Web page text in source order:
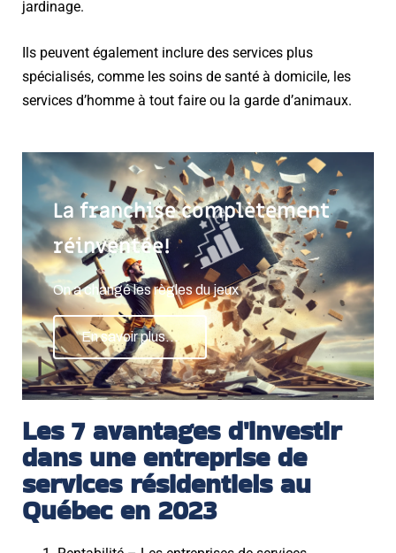
jardinage.
Ils peuvent également inclure des services plus
spécialisés, comme les soins de santé à domicile, les
services d’homme à tout faire ou la garde d’animaux.
La franchise complètement
réinventée!
On a changé les règles du jeux
En savoir plus...
Les 7 avantages d'investir
dans une entreprise de
services résidentiels au
Québec en 2023